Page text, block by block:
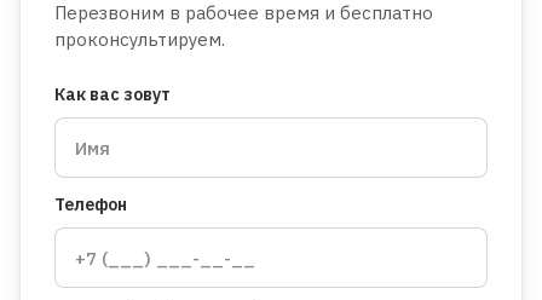
Перезвоним в рабочее время и бесплатно
проконсультируем.
Как вас зовут
Телефон